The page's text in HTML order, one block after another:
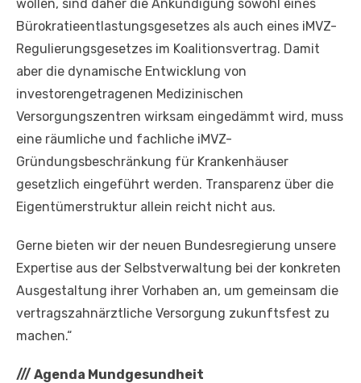
wollen, sind daher die Ankündigung sowohl eines
Bürokratieentlastungsgesetzes als auch eines iMVZ-
Regulierungsgesetzes im Koalitionsvertrag. Damit
aber die dynamische Entwicklung von
investorengetragenen Medizinischen
Versorgungszentren wirksam eingedämmt wird, muss
eine räumliche und fachliche iMVZ-
Gründungsbeschränkung für Krankenhäuser
gesetzlich eingeführt werden. Transparenz über die
Eigentümerstruktur allein reicht nicht aus.
Gerne bieten wir der neuen Bundesregierung unsere
Expertise aus der Selbstverwaltung bei der konkreten
Ausgestaltung ihrer Vorhaben an, um gemeinsam die
vertragszahnärztliche Versorgung zukunftsfest zu
machen.“
/// Agenda Mundgesundheit